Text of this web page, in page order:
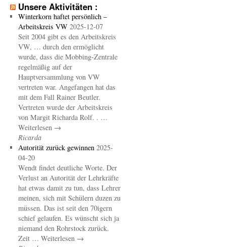
Unsere Aktivitäten :
Winterkorn haftet persönlich –
Arbeitskreis VW 2025-12-07
Seit 2004 gibt es den Arbeitskreis
VW, … durch den ermöglicht
wurde, dass die Mobbing-Zentrale
regelmäßig auf der
Hauptversammlung von VW
vertreten war. Angefangen hat das
mit dem Fall Rainer Beutler.
Vertreten wurde der Arbeitskreis
von Margit Richarda Rolf. . …
Weiterlesen →
Ricarda
Autorität zurück gewinnen 2025-
04-20
Wendt findet deutliche Worte. Der
Verlust an Autorität der Lehrkräfte
hat etwas damit zu tun, dass Lehrer
meinen, sich mit Schülern duzen zu
müssen. Das ist seit den 70igern
schief gelaufen. Es wünscht sich ja
niemand den Rohrstock zurück.
Zeit … Weiterlesen →